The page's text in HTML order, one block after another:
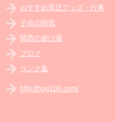
おすすめ育児グッズ・行事
子供の病気
関西の遊び場
ブログ
リンク集
http://hug100.com/